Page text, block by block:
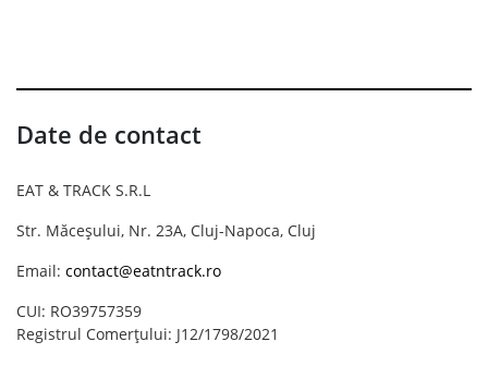
Date de contact
EAT & TRACK S.R.L
Str. Măceșului, Nr. 23A, Cluj-Napoca, Cluj
Email: contact@eatntrack.ro
CUI: RO39757359
Registrul Comerțului: J12/1798/2021